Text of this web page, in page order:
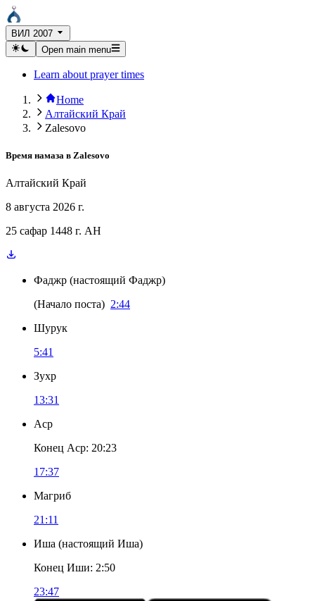
ВИЛ 2007
Open main menu
Learn about prayer times
Home
Алтайский Край
Zalesovo
Время намаза в Zalesovo
Алтайский Край
8 августа 2026 г.
25 сафар 1448 г. AH
Фаджр (настоящий Фаджр)
(Начало поста) 2:44
Шурук
5:41
Зухр
13:31
Аср
Конец Аср: 20:23
17:37
Магриб
21:11
Иша (настоящий Иша)
Конец Иши: 2:50
23:47